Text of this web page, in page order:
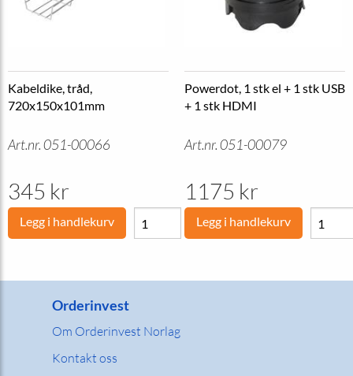
Kabeldike, tråd,
720x150x101mm
Art.nr. 051-00066
345 kr
Legg i handlekurv
Powerdot, 1 stk el + 1 stk USB
+ 1 stk HDMI
Art.nr. 051-00079
1175 kr
Legg i handlekurv
Orderinvest
Om Orderinvest Norlag
Kontakt oss